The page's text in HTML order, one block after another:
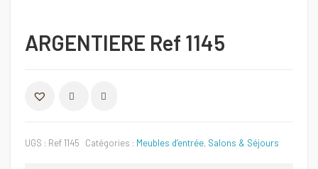
ARGENTIERE Ref 1145
UGS : Ref 1145 Catégories : Meubles d’entrée, Salons & Séjours